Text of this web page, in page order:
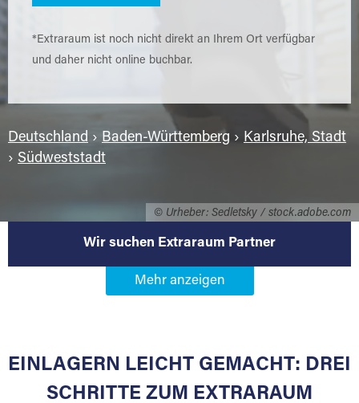
© Urheber: Sedletsky / stock.adobe.com
*Extraraum ist noch nicht direkt an Ihrem Ort verfügbar
und daher nicht online buchbar.
Deutschland › Baden-Württemberg › Karlsruhe, Stadt
› Südweststadt
Wir suchen Extraraum Partner
Werden Sie Extraraum Partner in
Sie bieten Kunden Lagerraum zur Miete, der
für die Einlagerung von Umzugsgut gebaut
EINLAGERN LEICHT GEMACHT: DREI
SCHRITTE ZUM EXTRARAUM